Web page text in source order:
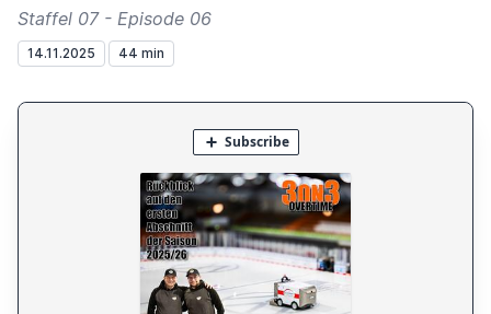
Staffel 07 - Episode 06
14.11.2025 44 min